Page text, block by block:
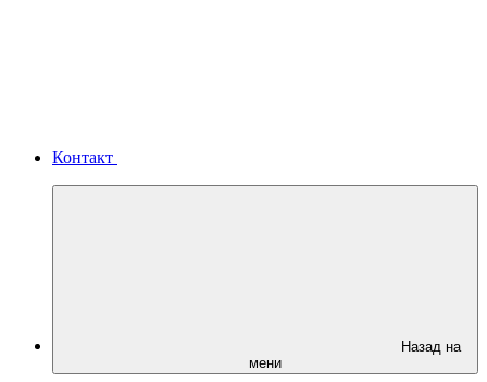
Контакт
Назад на
мени